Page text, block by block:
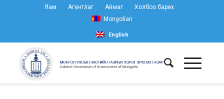
Яам Агентлаг Аймаг
Холбоо барих
Mongolian
English